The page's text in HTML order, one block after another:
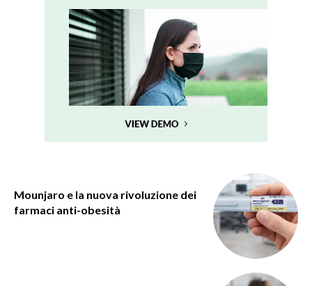
Mounjaro e la nuova rivoluzione dei
farmaci anti-obesità